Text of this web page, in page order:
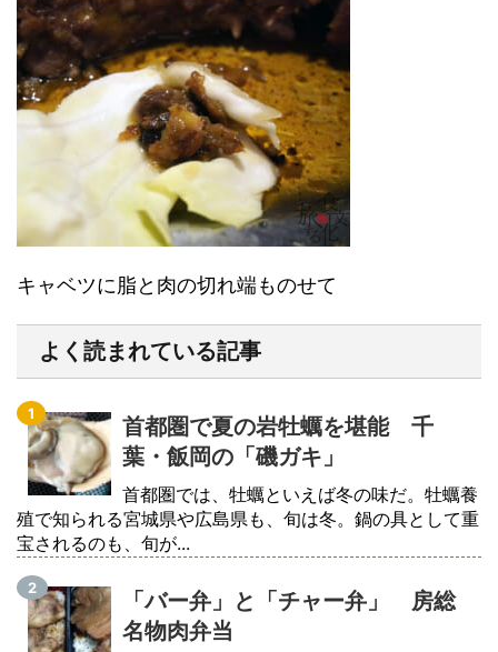
キャベツに脂と肉の切れ端ものせて
よく読まれている記事
首都圏で夏の岩牡蠣を堪能 千
葉・飯岡の「磯ガキ」
首都圏では、牡蠣といえば冬の味だ。牡蠣養
殖で知られる宮城県や広島県も、旬は冬。鍋の具として重
宝されるのも、旬が...
「バー弁」と「チャー弁」 房総
名物肉弁当